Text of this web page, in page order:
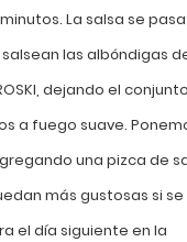
La salsa se
las albóndigas
dejando el conjunto
a fuego suave.
una pizca de
más gustosas si se
el día siguiente en la